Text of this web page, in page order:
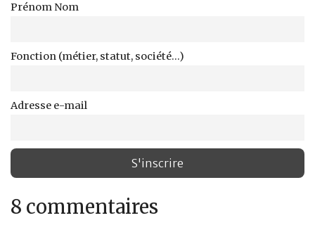
Prénom Nom
Fonction (métier, statut, société...)
Adresse e-mail
8 commentaires